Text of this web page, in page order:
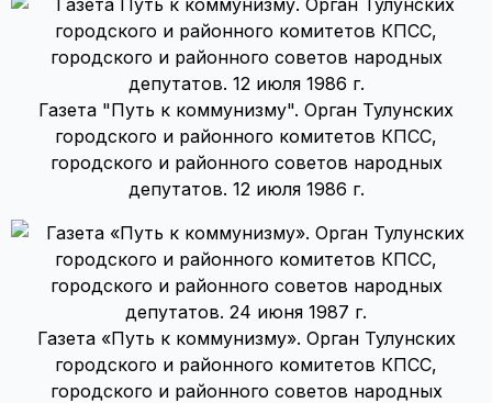
Газета "Путь к коммунизму". Орган Тулунских
городского и районного комитетов КПСС,
городского и районного советов народных
депутатов. 12 июля 1986 г.
Газета «Путь к коммунизму». Орган Тулунских
городского и районного комитетов КПСС,
городского и районного советов народных